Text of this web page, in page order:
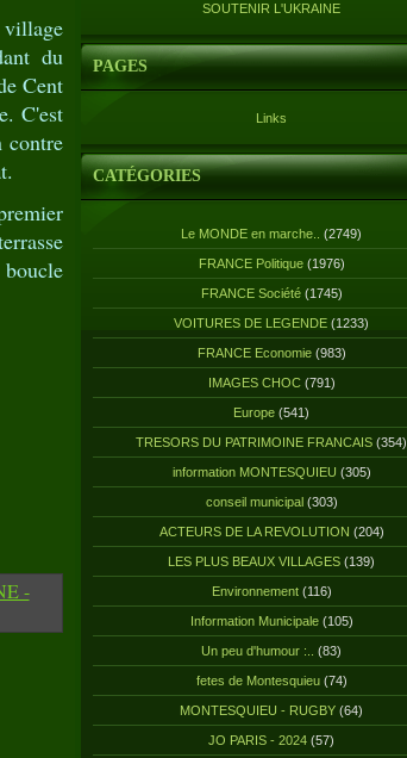
village
du
Cent
C'est
contre
SOUTENIR L'UKRAINE
PAGES
Links
CATÉGORIES
Le MONDE en marche.. (2749)
FRANCE Politique(1976)
FRANCE Société(1745)
VOITURES DE LEGENDE (1233)
FRANCE Economie(983)
IMAGES CHOC(791)
Europe (541)
TRESORS DU PATRIMOINE FRANCAIS (354)
information MONTESQUIEU (305)
conseil municipal(303)
ACTEURS DE LA REVOLUTION (204)
LES PLUS BEAUX VILLAGES (139)
Environnement(116)
Information Municipale(105)
Un peu d'humour :.. (83)
fetes de Montesquieu(74)
MONTESQUIEU - RUGBY (64)
JO PARIS - 2024 (57)